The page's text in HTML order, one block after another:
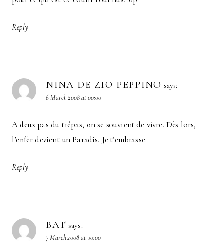
Reply
NINA DE ZIO PEPPINO says:
6 March 2008 at 00:00
A deux pas du trépas, on se souvient de vivre. Dès lors,
l’enfer devient un Paradis. Je t’embrasse.
Reply
BAT says:
7 March 2008 at 00:00